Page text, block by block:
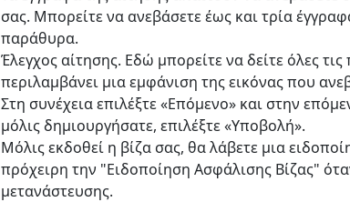
σας. Μπορείτε να ανεβάσετε έως και τρία
παράθυρα.
Έλεγχος αίτησης. Εδώ μπορείτε να δείτε όλες
περιλαμβάνει μια εμφάνιση της εικόνας που
Στη συνέχεια επιλέξτε «Επόμενο» και στην
μόλις δημιουργήσατε, επιλέξτε «Υποβολή».
Μόλις εκδοθεί η βίζα σας, θα λάβετε μια
πρόχειρη την "Ειδοποίηση Ασφάλισης Βίζας"
μετανάστευσης.